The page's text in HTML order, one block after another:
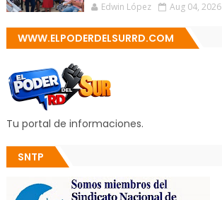
Edwin López Aug 04, 2026
WWW.ELPODERDELSURRD.COM
Tu portal de informaciones.
SNTP